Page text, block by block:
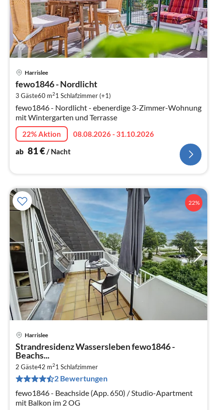
Harrislee
fewo1846 - Nordlicht
3 Gäste60 m21 Schlafzimmer (+1)
fewo1846 - Nordlicht - ebenerdige 3-Zimmer-Wohnung
mit Wintergarten und Terrasse
22% Aktion
08.08.2026 - 31.10.2026
ab 81€/ Nacht
22%
Harrislee
Strandresidenz Wassersleben fewo1846 -
Beachs...
2 Gäste42 m21 Schlafzimmer
2 Bewertungen
fewo1846 - Beachside (App. 650) / Studio-Apartment
mit Balkon im 2 OG